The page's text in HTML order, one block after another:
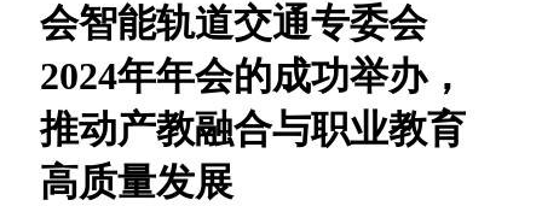
会智能轨道交通专委会
2024年年会的成功举办，
推动产教融合与职业教育
高质量发展